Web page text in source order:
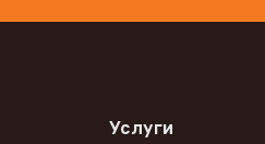
Услуги